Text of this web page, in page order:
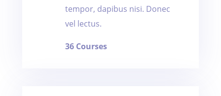
tempor, dapibus nisi. Donec
vel lectus.
36 Courses